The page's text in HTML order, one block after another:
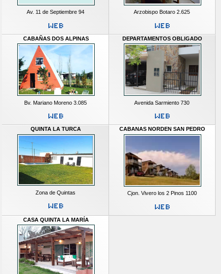
Av. 11 de Septiembre 94 Arzobispo Botaro 2.625
CABAÑAS DOS ALPINAS
Bv. Mariano Moreno 3.085
DEPARTAMENTOS OBLIGADO
Avenida Sarmiento 730
QUINTA LA TURCA
Zona de Quintas
CABANAS NORDEN SAN PEDRO
Cjon. Vivero los 2 Pinos 1100
CASA QUINTA LA MARÍA